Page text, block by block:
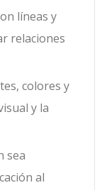
líneas y
relaciones
colores y
y la
sea
al